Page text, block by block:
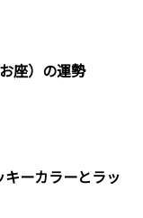
座）の運勢
ーカラーとラッ